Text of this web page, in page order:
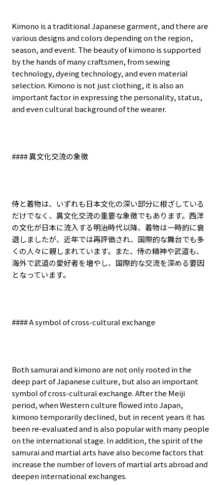
Kimono is a traditional Japanese garment, and there are
various designs and colors depending on the region,
season, and event. The beauty of kimono is supported
by the hands of many craftsmen, from sewing
technology, dyeing technology, and even material
selection. Kimono is not just clothing, it is also an
important factor in expressing the personality, status,
and even cultural background of the wearer.
####異文化交流の象徴
侍と着物は、いずれも日本文化の深い部分に根ざしている
だけでなく、異文化交流の重要な象徴でもあります。西洋
の文化が日本に流入する明治時代以降、着物は一時的に衰
退しましたが、近年では再評価され、国際的な舞台でも多
くの人々に親しまれています。また、侍の精神や武道も、
海外で武道の愛好者を増やし、国際的な交流を深める要因
となっています。
#### A symbol of cross-cultural exchange
Both samurai and kimono are not only rooted in the
deep part of Japanese culture, but also an important
symbol of cross-cultural exchange. After the Meiji
period, when Western culture flowed into Japan,
kimono temporarily declined, but in recent years it has
been re-evaluated and is also popular with many people
on the international stage. In addition, the spirit of the
samurai and martial arts have also become factors that
increase the number of lovers of martial arts abroad and
deepen international exchanges.